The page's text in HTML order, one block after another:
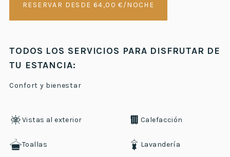
RESERVAR DESDE 64,00 €/NOCHE
TODOS LOS SERVICIOS PARA DISFRUTAR DE
TU ESTANCIA:
Confort y bienestar
Vistas al exterior Calefacción
Toallas Lavandería